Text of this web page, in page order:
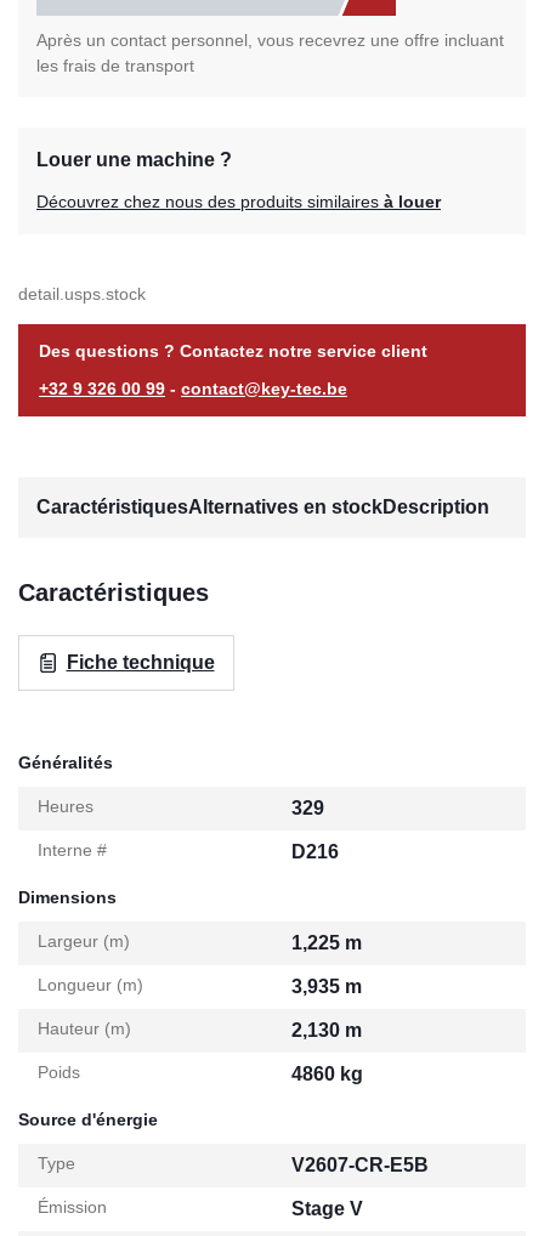
Après un contact personnel, vous recevrez une offre incluant
les frais de transport
Louer une machine ?
Découvrez chez nous des produits similaires à louer
detail.usps.stock
Des questions ? Contactez notre service client
+32 9 326 00 99 - contact@key-tec.be
CaractéristiquesAlternatives en stockDescription
Caractéristiques
Fiche technique
Généralités
Heures 329
Interne # D216
Dimensions
Largeur (m) 1,225 m
Longueur (m) 3,935 m
Hauteur (m) 2,130 m
Poids 4860 kg
Source d'énergie
Type V2607-CR-E5B
Émission Stage V